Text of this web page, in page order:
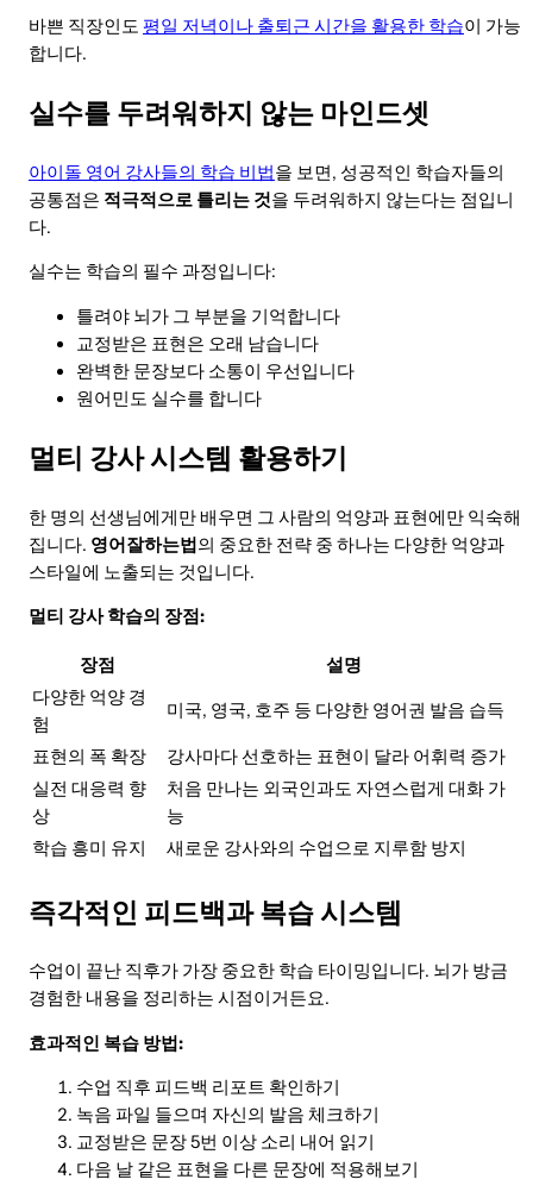
바쁜 직장인도 평일 저녁이나 출퇴근 시간을 활용한 학습이 가능
합니다.
실수를 두려워하지 않는 마인드셋
아이돌 영어 강사들의 학습 비법을 보면, 성공적인 학습자들의
공통점은 적극적으로 틀리는 것을 두려워하지 않는다는 점입니
다.
실수는 학습의 필수 과정입니다:
틀려야 뇌가 그 부분을 기억합니다
교정받은 표현은 오래 남습니다
완벽한 문장보다 소통이 우선입니다
원어민도 실수를 합니다
멀티 강사 시스템 활용하기
한 명의 선생님에게만 배우면 그 사람의 억양과 표현에만 익숙해
집니다. 영어잘하는법의 중요한 전략 중 하나는 다양한 억양과
스타일에 노출되는 것입니다.
멀티 강사 학습의 장점:
장점
설명
다양한 억양 경
험
미국, 영국, 호주 등 다양한 영어권 발음 습득
표현의 폭 확장
강사마다 선호하는 표현이 달라 어휘력 증가
실전 대응력 향
상
처음 만나는 외국인과도 자연스럽게 대화 가
능
학습 흥미 유지
새로운 강사와의 수업으로 지루함 방지
즉각적인 피드백과 복습 시스템
수업이 끝난 직후가 가장 중요한 학습 타이밍입니다. 뇌가 방금
경험한 내용을 정리하는 시점이거든요.
효과적인 복습 방법:
수업 직후 피드백 리포트 확인하기
녹음 파일 들으며 자신의 발음 체크하기
교정받은 문장 5번 이상 소리 내어 읽기
다음 날 같은 표현을 다른 문장에 적용해보기